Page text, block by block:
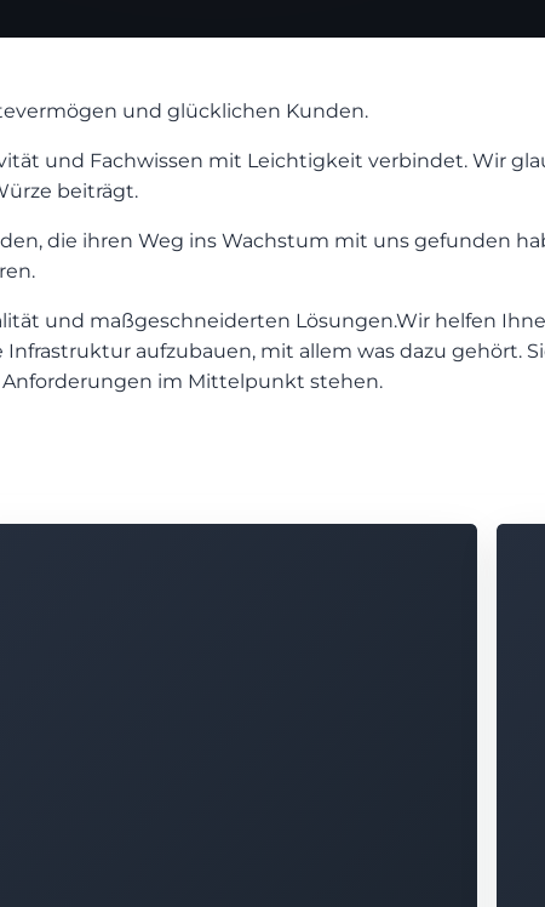
und glücklichen Kunden.
und Fachwissen mit Leichtigkeit verbindet. Wir
beiträgt.
die ihren Weg ins Wachstum mit uns gefunden
und maßgeschneiderten Lösungen.Wir helfen
aufzubauen, mit allem was dazu gehört.
im Mittelpunkt stehen.